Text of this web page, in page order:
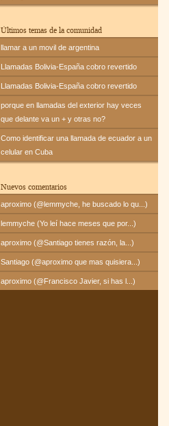
Últimos temas de la comunidad
llamar a un movil de argentina
Llamadas Bolivia-España cobro revertido
Llamadas Bolivia-España cobro revertido
porque en llamadas del exterior hay veces
que delante va un + y otras no?
Como identificar una llamada de ecuador a un
celular en Cuba
Nuevos comentarios
aproximo (@lemmyche, he buscado lo qu...)
lemmyche (Yo leí hace meses que por...)
aproximo (@Santiago tienes razón, la...)
Santiago (@aproximo que mas quisiera...)
aproximo (@Francisco Javier, si has l...)